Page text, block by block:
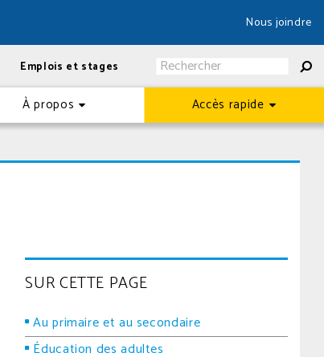
Nous joindre
Emplois et stages
À propos Accès rapide
SUR CETTE PAGE
Au primaire et au secondaire
Éducation des adultes